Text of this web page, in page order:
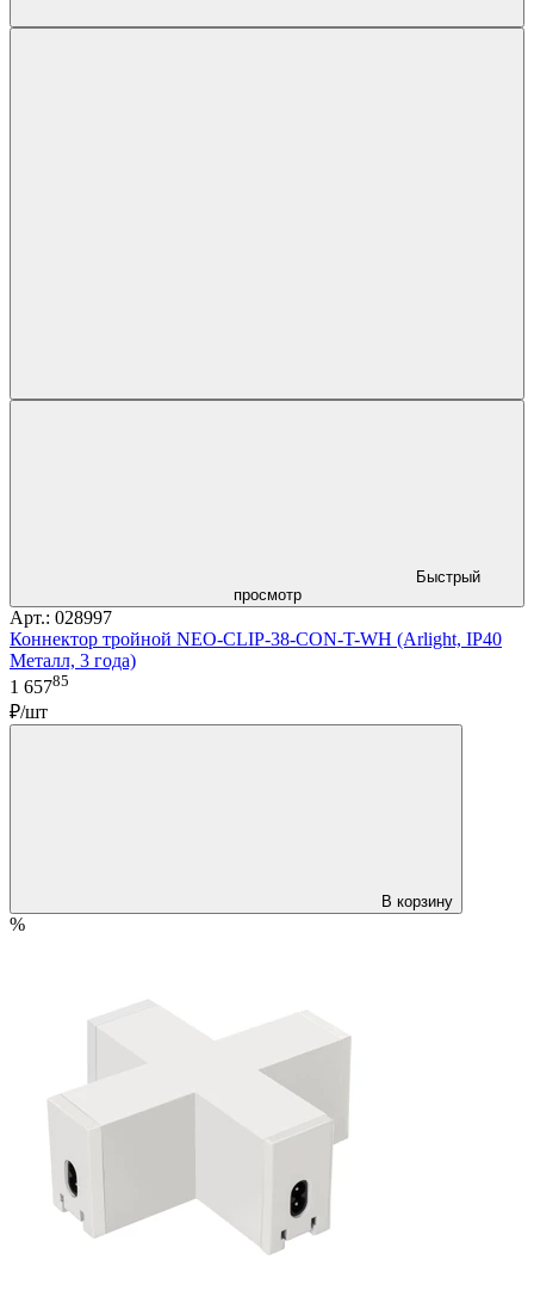
Быстрый
просмотр
Арт.: 028997
Коннектор тройной NEO-CLIP-38-CON-T-WH (Arlight, IP40
Металл, 3 года)
1 65785
₽/шт
В корзину
%